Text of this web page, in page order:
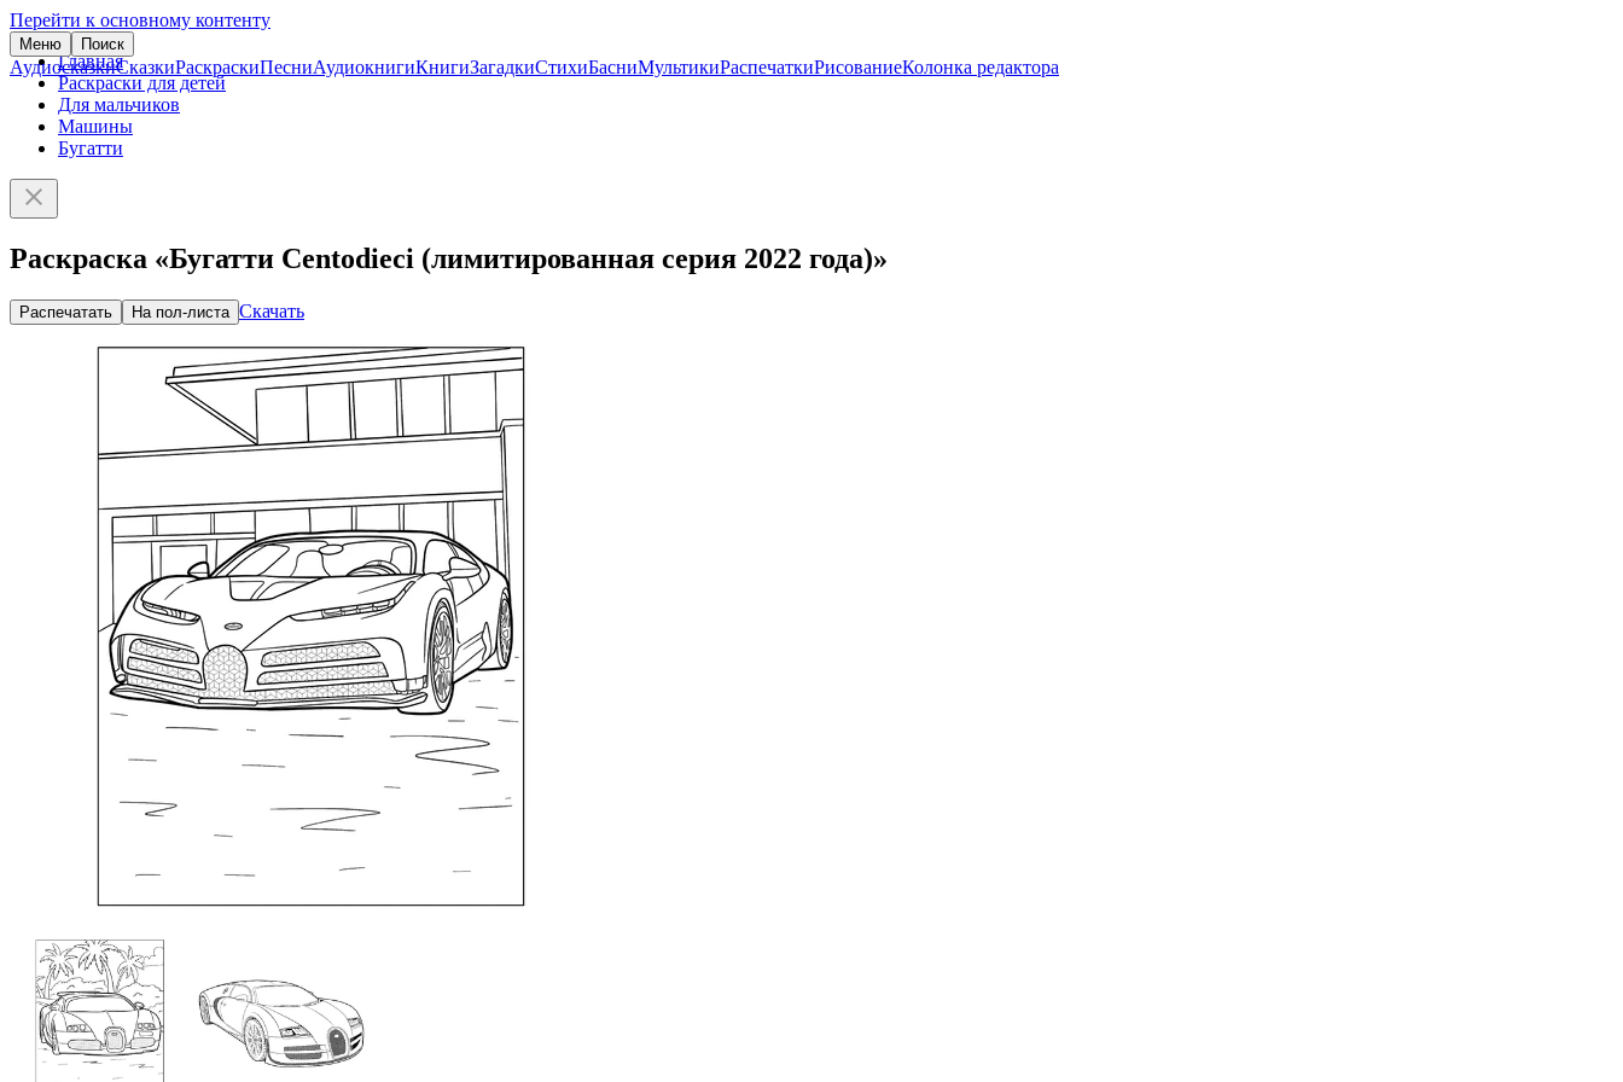
Перейти к основному контенту
Меню Поиск
АудиосказкиСказкиРаскраскиПесниАудиокнигиКнигиЗагадкиСтихиБасниМультикиРаспечаткиРисованиеКолонка редактора
Главная
Раскраски для детей
Для мальчиков
Машины
Бугатти
Раскраска «Бугатти Centodieci (лимитированная серия 2022 года)»
Распечатать На пол-листа Скачать